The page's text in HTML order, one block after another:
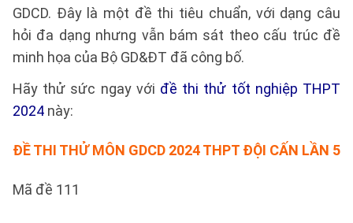
GDCD. Đây là một đề thi tiêu chuẩn, với dạng câu
hỏi đa dạng nhưng vẫn bám sát theo cấu trúc đề
minh họa của Bộ GD&ĐT đã công bố.
Hãy thử sức ngay với đề thi thử tốt nghiệp THPT
2024 này:
ĐỀ THI THỬ MÔN GDCD 2024 THPT ĐỘI CẤN LẦN 5
Mã đề 111